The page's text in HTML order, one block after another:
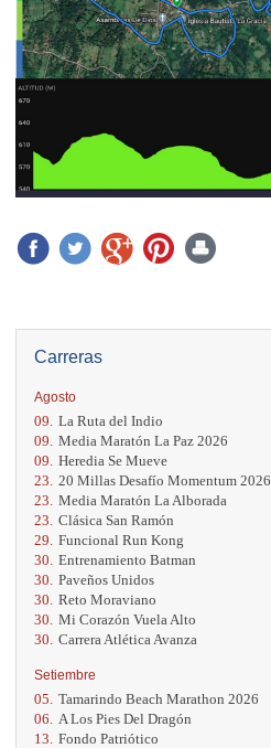
Carreras
Agosto
09. La Ruta del Indio
09. Media Maratón La Paz 2026
09. Heredia Se Mueve
23. 20 Millas Desafío Momentum 2026
23. Media Maratón La Alborada
23. Clásica San Ramón
29. Funcional Run Kong
30. Entrenamiento Batman
30. Paveños Unidos
30. Reto Moraviano
30. Mi Corazón Vuela Alto
30. Carrera Atlética Avanza
Setiembre
05. Tamarindo Beach Marathon 2026
06.
A Los Pies Del Dragón
13. Fondo Patriótico